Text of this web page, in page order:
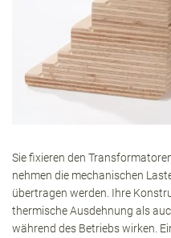
Sie fixieren den
nehmen die mechanischen
übertragen werden. Ihre
thermische Ausdehnung als
während des Betriebs wirken.